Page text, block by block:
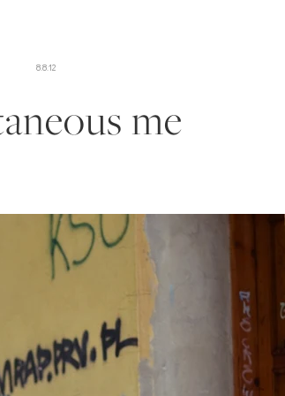
8.8.12
me